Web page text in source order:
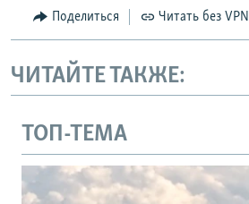
Поделиться Читать без VPN
ЧИТАЙТЕ ТАКЖЕ:
ТОП-ТЕМА